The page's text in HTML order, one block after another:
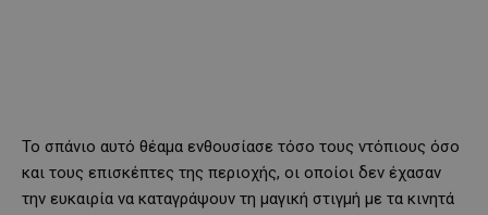
Το σπάνιο αυτό θέαμα ενθουσίασε τόσο τους ντόπιους όσο
και τους επισκέπτες της περιοχής, οι οποίοι δεν έχασαν
την ευκαιρία να καταγράψουν τη μαγική στιγμή με τα κινητά